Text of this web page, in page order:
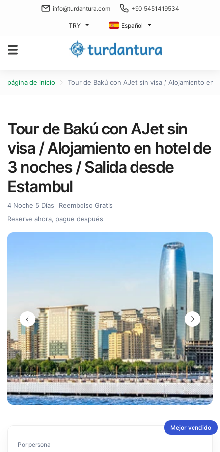
info@turdantura.com +90 5451419534
TRY Español
página de inicio Tour de Bakú con AJet sin visa / Alojamiento en
Tour de Bakú con AJet sin
visa / Alojamiento en hotel de
3 noches / Salida desde
Estambul
4 Noche 5 Días
Reembolso Gratis
Reserve ahora, pague después
Mejor vendido
Por persona